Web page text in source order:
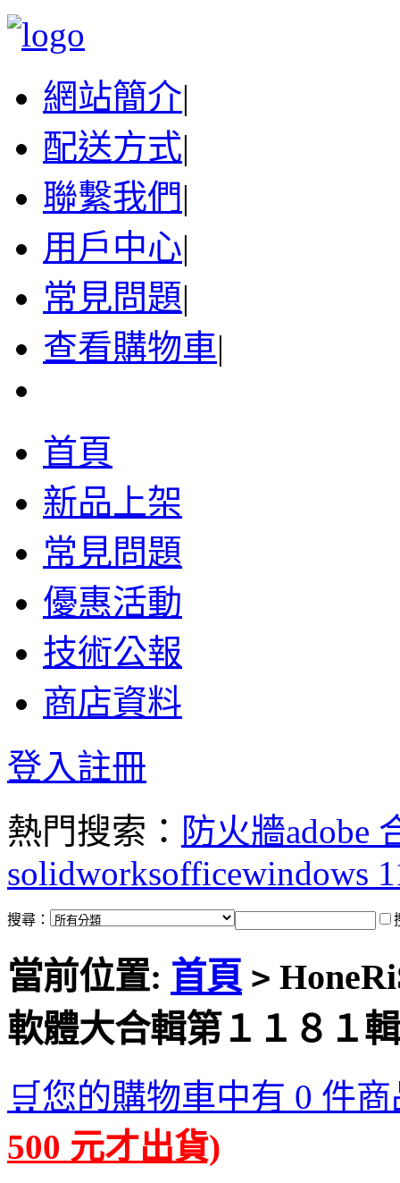
網站簡介|
配送方式|
聯繫我們|
用戶中心|
常見問題|
查看購物車|
首頁
新品上架
常見問題
優惠活動
技術公報
商店資料
登入註冊
熱門搜索： 防火牆adobe
solidworksofficewindows
搜尋：
當前位置: 首頁 >
軟體大合輯第１１８１
🛒您的購物車中有 0 件
500 元才出貨)